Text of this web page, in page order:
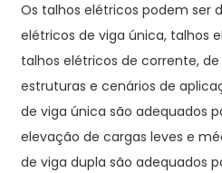
Os talhos elétricos podem ser
elétricos de viga única, talhos
talhos elétricos de corrente,
estruturas e cenários de
de viga única são adequados
elevação de cargas leves e
de viga dupla são adequados